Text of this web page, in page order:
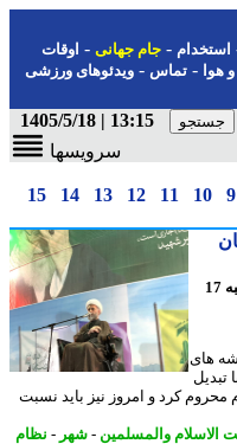
- جام جهانی-اوقات
-تماس-ویدئوهای ورزشی
13:15 | 1405/5/18
سرویسها
10
11
12
13
14
15
17
کرد و امروز نیز باید نسبت
والمسلمین-شهر -نظام